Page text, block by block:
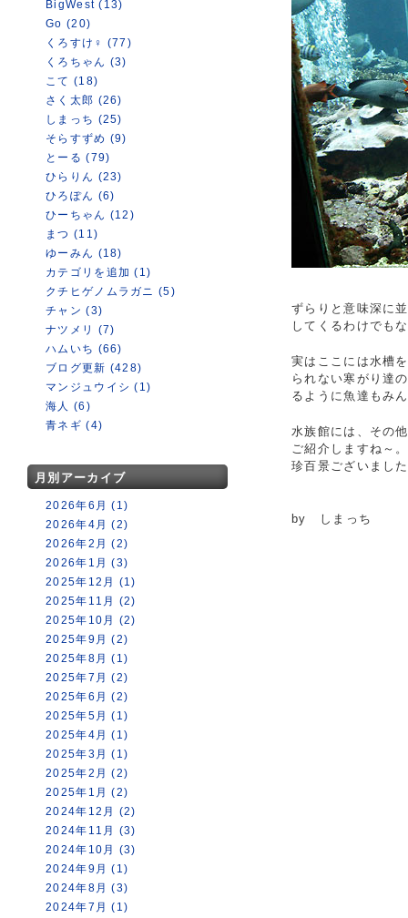
BigWest (13)
Go (20)
くろすけ♀ (77)
くろちゃん (3)
こて (18)
さく太郎 (26)
しまっち (25)
そらすずめ (9)
とーる (79)
ひらりん (23)
ひろぽん (6)
ひーちゃん (12)
まつ (11)
ゆーみん (18)
カテゴリを追加 (1)
クチヒゲノムラガニ (5)
チャン (3)
ナツメリ (7)
ハムいち (66)
ブログ更新 (428)
マンジュウイシ (1)
海人 (6)
青ネギ (4)
月別アーカイブ
2026年6月 (1)
2026年4月 (2)
2026年2月 (2)
2026年1月 (3)
2025年12月 (1)
2025年11月 (2)
2025年10月 (2)
2025年9月 (2)
2025年8月 (1)
2025年7月 (2)
2025年6月 (2)
2025年5月 (1)
2025年4月 (1)
2025年3月 (1)
2025年2月 (2)
2025年1月 (2)
2024年12月 (2)
2024年11月 (3)
2024年10月 (3)
2024年9月 (1)
2024年8月 (3)
2024年7月 (1)
ずらりと意味深に
してくるわけでも
実はここには水槽
られない寒がり達
るように魚達もみ
水族館には、その
ご紹介しますね～
珍百景ございまし
by しまっち